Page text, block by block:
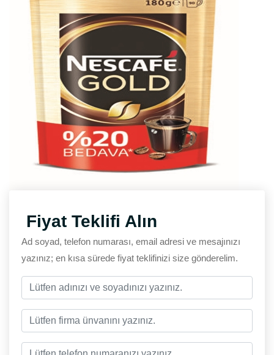
Fiyat Teklifi Alın
Ad soyad, telefon numarası, email adresi ve mesajınızı
yazınız; en kısa sürede fiyat teklifinizi size gönderelim.